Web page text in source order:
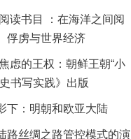
读书目 ：在海洋之间阅
虏与世界经济
虑的王权：朝鲜王朝“小
书写实践》出版
下：明朝和欧亚大陆
路丝绸之路管控模式的演